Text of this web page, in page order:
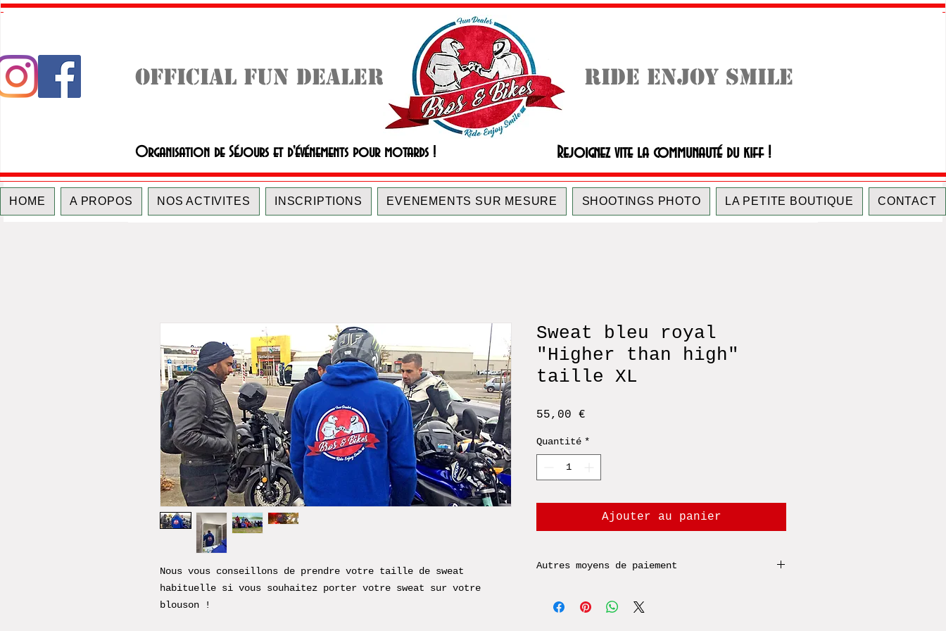
OFFICIAL FUN DEALER RIDE ENJOY SMILE
Organisation de Séjours et d'événements pour motards ! Rejoignez vite la communauté du kiff !
HOME A PROPOS NOS ACTIVITES INSCRIPTIONS EVENEMENTS SUR MESURE SHOOTINGS PHOTO LA PETITE BOUTIQUE CONTACT
Nous vous conseillons de prendre votre taille de sweat
habituelle si vous souhaitez porter votre sweat sur votre
blouson !
Sweat bleu royal
"Higher than high"
taille XL
55,00 €
Quantité *
Ajouter au panier
Autres moyens de paiement
espèces, ou préferéz une remise en main